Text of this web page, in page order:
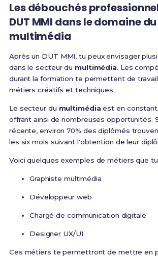
Les débouchés
DUT MMI dans le domaine du
multimédia
Après un DUT MMI, tu peux envisager
dans le secteur du multimédia. Les
durant la formation te permettent de
métiers créatifs et techniques.
Le secteur du multimédia est en
offrant ainsi de nombreuses opportunités.
récente, environ 70% des diplômés
les six mois suivant l'obtention de leur
Voici quelques exemples de métiers que
Graphiste multimédia
Développeur web
Chargé de communication digitale
Designer UX/UI
Ces métiers te permettront de mettre en